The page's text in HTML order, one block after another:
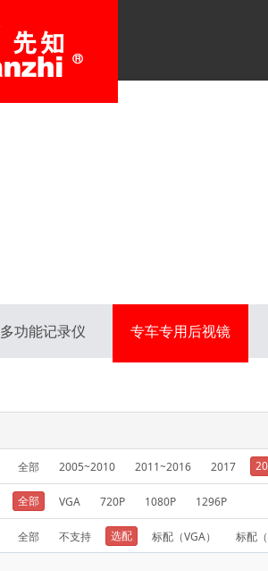
多功能记录仪 专车专用后视镜
全部 2005~2010 2011~2016 2017
全部 VGA 720P 1080P 1296P
全部 不支持 选配 标配（VGA） 标配